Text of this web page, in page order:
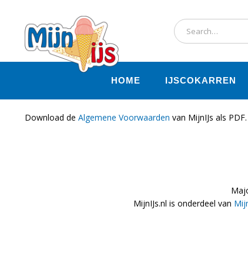
HOME IJSCOKARREN
Download de Algemene Voorwaarden van MijnIJs als PDF.
MijnIJs.nl is onderdeel van